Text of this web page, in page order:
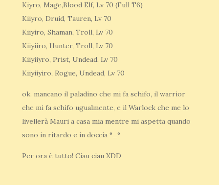
Kiyro, Mage,Blood Elf, Lv 70 (Full T6)
Kiiyro, Druid, Tauren, Lv 70
Kiiyiro, Shaman, Troll, Lv 70
Kiiyiiro, Hunter, Troll, Lv 70
Kiiyiiyro, Prist, Undead, Lv 70
Kiiyiiyiro, Rogue, Undead, Lv 70
ok. mancano il paladino che mi fa schifo, il warrior
che mi fa schifo ugualmente, e il Warlock che me lo
livellerà Mauri a casa mia mentre mi aspetta quando
sono in ritardo e in doccia °_°
Per ora è tutto! Ciau ciau XDD